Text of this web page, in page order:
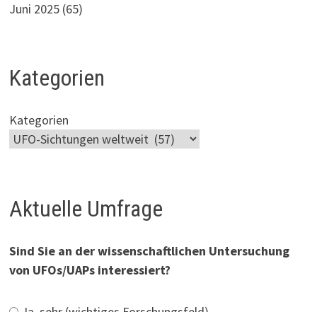
Juni 2025 (65)
Kategorien
Kategorien
Aktuelle Umfrage
Sind Sie an der wissenschaftlichen Untersuchung
von UFOs/UAPs interessiert?